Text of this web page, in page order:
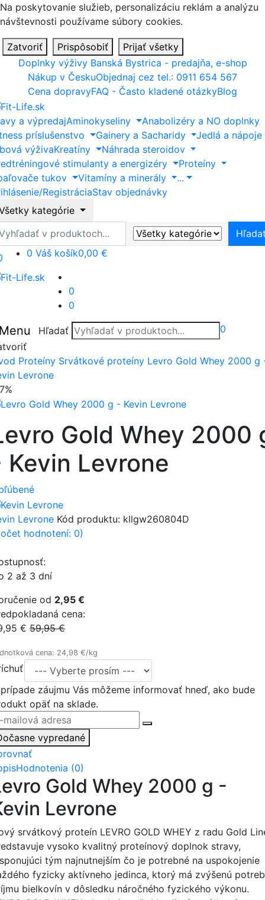
Na poskytovanie služieb, personalizáciu reklám a analýzu
návštevnosti používame súbory cookies.
Zatvoriť Prispôsobiť
Prijať všetky
Doplnky výživy Banská Bystrica - predajňa, e-shop
Nákup v ČeskuObjednaj cez tel.: 0911 654 567
Cena dopravyFAQ - Často kladené otázkyBlog
a výpredajAminokyseliny
Anabolizéry a NO doplnky
príslušenstvo
Gainery a Sacharidy
Jedlá a nápoje
výživaKreatíny
Náhrada steroidov
stimulanty a energizéry
Proteíny
tukov
Vitamíny a minerály
...
RegistráciaStav objednávky
kategórie
0 Váš košík0,00 €
0
0
Hľadať 0
Proteíny Srvátkové proteíny Levro Gold Whey 2000 g
Levrone
Gold Whey 2000
Kevin Levrone
Levrone Kód produktu: kllgw260804D
hodnotení: 0)
2 až 3 dní
od 2,95 €
cena:
€ 59,95 €
cena: 24,98 €/kg
záujmu Vás môžeme informovať hneď, ako bude
opäť na sklade.
vypredané
Hodnotenia (0)
Gold Whey 2000 g -
Levrone
srvátkový proteín LEVRO GOLD WHEY z radu Gold
vysoko kvalitný proteínový doplnok stravy,
tým najnutnejším čo je potrebné na uspokojenie
fyzicky aktívneho jedinca, ktorý má zvýšenú
bielkovín v dôsledku náročného fyzického výkonu.